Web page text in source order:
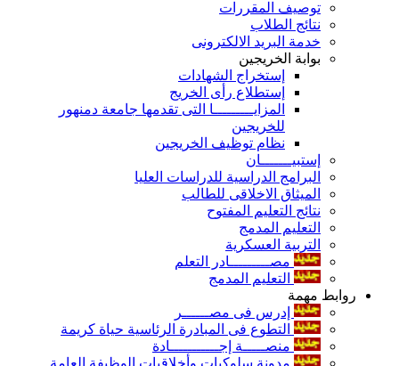
توصيف المقررات
نتائج الطلاب
خدمة البريد الالكترونى
بوابة الخريجين
إستخراج الشهادات
إستطلاع رأى الخريج
المزايـــــــــا التى تقدمها جامعة دمنهور
للخريجين
نظام توظيف الخريجين
إستبيـــــــان
البرامج الدراسية للدراسات العليا
الميثاق الاخلاقى للطالب
نتائج التعليم المفتوح
التعليم المدمج
التربية العسكرية
مصـــــــــادر التعلم
التعليم المدمج
روابط مهمة
إدرس فى مصــــــر
التطوع فى المبادرة الرئاسية حياة كريمة
منصـــــة إجـــــــــــادة
مدونة سلوكيات وأخلاقيات الوظيفة العامة